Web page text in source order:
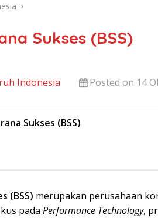
Sukses (BSS)
Indonesia Posted on 14
Sukses (BSS)
(BSS) merupakan perusahaan
pada Performance Technology,